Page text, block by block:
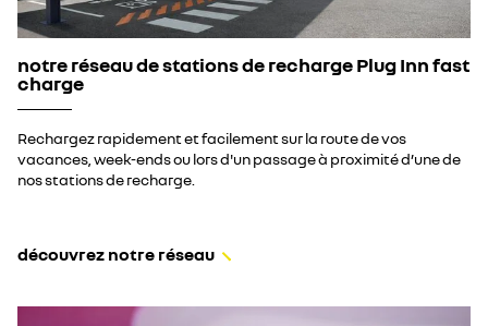
notre réseau de stations de recharge Plug Inn fast
charge
Rechargez rapidement et facilement sur la route de vos
vacances, week-ends ou lors d'un passage à proximité d’une de
nos stations de recharge.
découvrez notre réseau